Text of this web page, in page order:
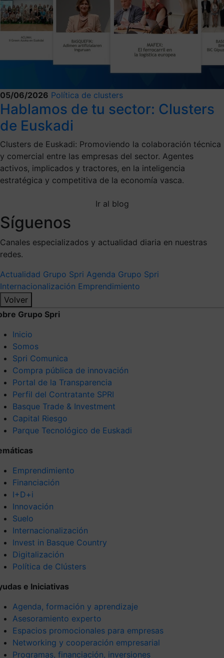
05/06/2026 Política de clusters
Hablamos de tu sector: Clusters
de Euskadi
Clusters de Euskadi: Promoviendo la colaboración técnica
y comercial entre las empresas del sector. Agentes
activos, implicados y tractores, en la inteligencia
estratégica y competitiva de la economía vasca.
Ir al blog
Síguenos
Canales especializados y actualidad diaria en nuestras
redes.
Actualidad Grupo Spri Agenda Grupo Spri
Internacionalización Emprendimiento
Volver
Grupo Spri
Inicio
Somos
Spri Comunica
Compra pública de innovación
Portal de la Transparencia
Perfil del Contratante SPRI
Basque Trade & Investment
Capital Riesgo
Parque Tecnológico de Euskadi
Emprendimiento
Financiación
I+D+i
Innovación
Suelo
Internacionalización
Invest in Basque Country
Digitalización
Política de Clústers
e Iniciativas
Agenda, formación y aprendizaje
Asesoramiento experto
Espacios promocionales para empresas
Networking y cooperación empresarial
Programas, financiación, inversiones